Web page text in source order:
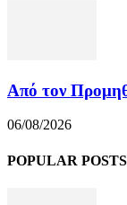
Από τον
06/08/2026
POPULAR POSTS